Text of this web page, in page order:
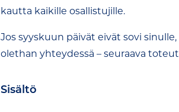
kautta kaikille osallistujille.
Jos syyskuun päivät eivät sovi
olethan yhteydessä – seuraava
Sisältö